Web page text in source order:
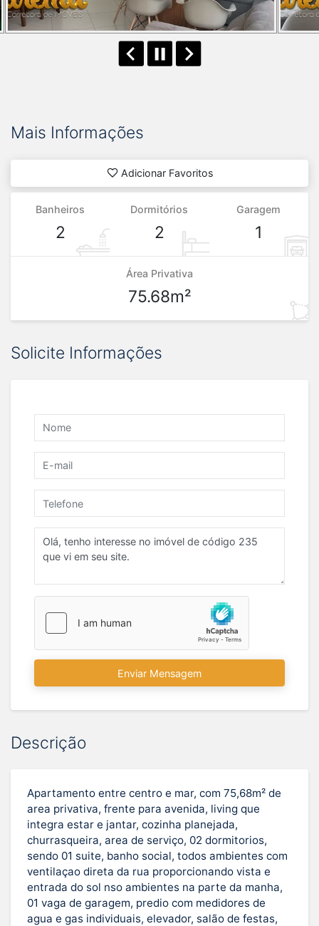
Mais Informações
Adicionar Favoritos
Banheiros
2
Dormitórios
2
Garagem
1
Área Privativa
75.68m²
Solicite Informações
Enviar Mensagem
Descrição
Apartamento entre centro e mar, com 75,68m² de
area privativa, frente para avenida, living que
integra estar e jantar, cozinha planejada,
churrasqueira, area de serviço, 02 dormitorios,
sendo 01 suite, banho social, todos ambientes com
ventilaçao direta da rua proporcionando vista e
entrada do sol nso ambientes na parte da manha,
01 vaga de garagem, predio com medidores de
agua e gas individuais, elevador, salão de festas,